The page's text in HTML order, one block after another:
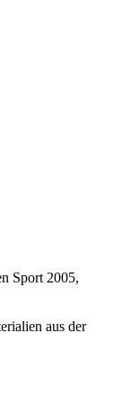
Sport 2005,
aus der